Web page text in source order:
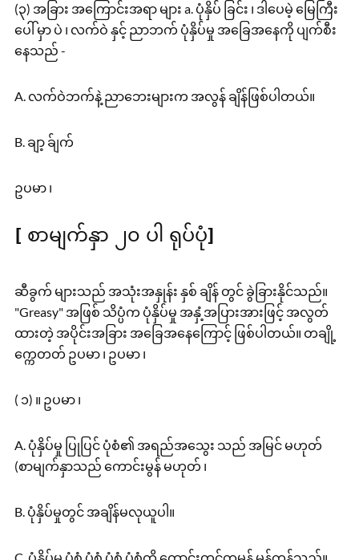
(၃) အခြား အကြောင်းအရာ များ a. ပုံနှိပ် ခြင်း ၊ ဒါပေမဲ့ မြေကြီး
ပေါ် မှာ ပဲ ၊ လက်ဝဲ နှင့် ညာဘက် ပုံနှိပ်မှု အခြေအနေကို ပျက်စီး
နေသည် -
A. လက်ဝဲဘက်နဲ့ ညာဘေးများက အလွန် ချိန်ဖြစ်ပါတယ်။
B. ချာ့ ခ်ျက်
ဥပမာ ၊
[ စာမျက်နှာ ၂၀ ပါ ရုပ်ပုံ]
ဆီခွက် များသည် အသုံးအနှုန်း နှစ် ချိန် တွင် ခွဲခြားနိုင်သည်။
"Greasy" အဖြစ် သိပ္ပံက ပုံနှိပ်မှု အနှံ့အပြားအားဖြင့် အလွတ်
ထားတဲ့ အပိုင်းအခြား အခြေအနေကြောင့် ဖြစ်ပါတယ်။ တချို့
က္ကေတတ် ဥပမာ ၊ ဥပမာ ၊
( ၁) ။ ဥပမာ ၊
A. ပုံနှိပ်မှု ပြုပြင် ပုံစံ၏ အရည်အသွေး သည် အမြင် မဟုတ်
(စာမျက်နှာသည် ကောင်းမွန် မဟုတ် ၊
B. ပုံနှိပ်မှုတွင် အချိန်မလုယူပါ။